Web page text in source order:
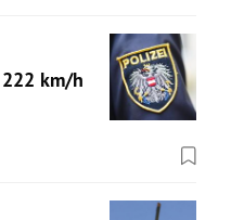
km/h